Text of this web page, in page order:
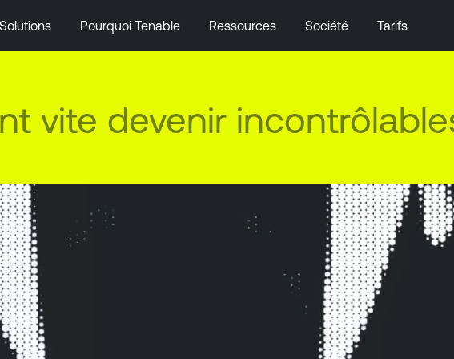
Solutions Pourquoi Tenable Ressources Société Tarifs
vite devenir incontrôlables.